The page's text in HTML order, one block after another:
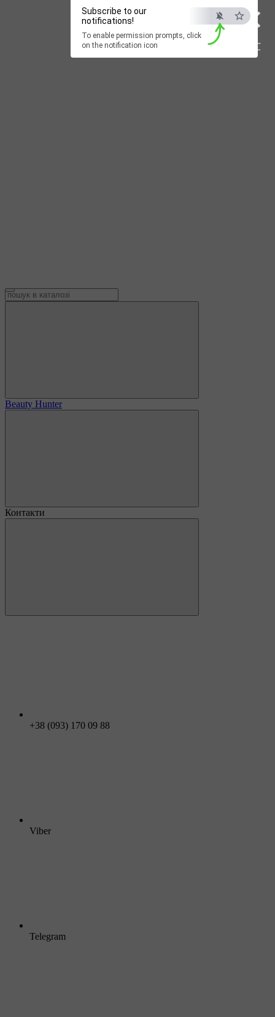
×
ESC
Subscribe to our
notifications!
To enable permission prompts, click
on the notification icon
Beauty Hunter
Контакти
+38 (093) 170 09 88
Viber
Telegram